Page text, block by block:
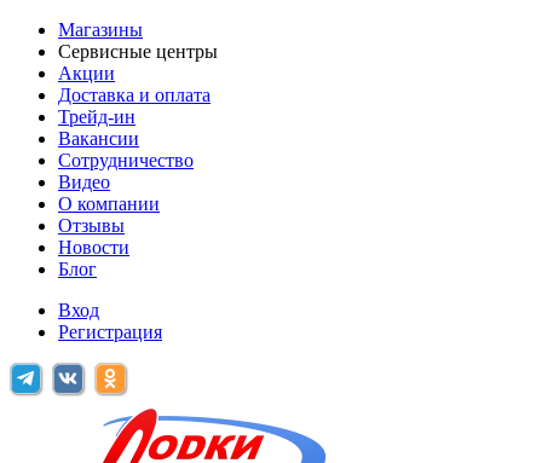
Магазины
Сервисные центры
Акции
Доставка и оплата
Трейд-ин
Вакансии
Сотрудничество
Видео
О компании
Отзывы
Новости
Блог
Вход
Регистрация